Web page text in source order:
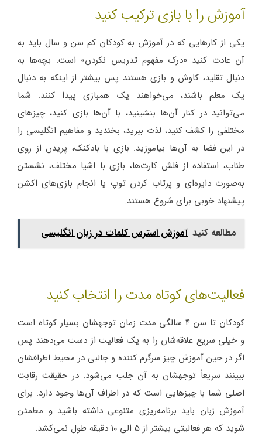
آموزش را با بازی ترکیب کنید
یکی از کارهایی که در آموزش به کودکان کم سن و سال باید به
آن عادت کنید «درک مفهوم تدریس نکردن» است. بچه‌ها به
دنبال تقلید، کاوش و بازی هستند پس بیشتر از اینکه به دنبال
یک معلم باشند، می‌خواهند یک همبازی پیدا کنند. شما
می‌توانید در کنار آن‌ها بنشینید، با آن‌ها بازی کنید، چیزهای
مختلفی را کشف کنید، لذت ببرید، بخندید و مفاهیم انگلیسی را
در این فضا به آن‌ها بیاموزید. بازی با بادکنک، پریدن از روی
طناب، استفاده از فلش کارت‌ها، بازی با اشیا مختلف، نشستن
به‌صورت دایره‌ای و پرتاب کردن توپ یا انجام بازی‌های اکشن
پیشنهاد خوبی برای شروع هستند.
مطالعه کنید آموزش استرس کلمات در زبان انگلیسی
فعالیت‌های کوتاه مدت را انتخاب کنید
کودکان تا سن ۴ سالگی مدت زمان توجهشان بسیار کوتاه است
و خیلی سریع علاقه‌شان را به یک فعالیت از دست می‌دهند پس
اگر در حین آموزش چیز سرگرم کننده و جالبی در محیط اطرافشان
ببینند سریعاً توجهشان به آن جلب می‌شود. در حقیقت رقابت
اصلی شما با چیزهایی است که در اطراف آن‌ها وجود دارد. برای
آموزش زبان باید برنامه‌ریزی متنوعی داشته باشید و مطمئن
شوید که هر فعالیتی بیشتر از ۵ الی ۱۰ دقیقه طول نمی‌کشد.